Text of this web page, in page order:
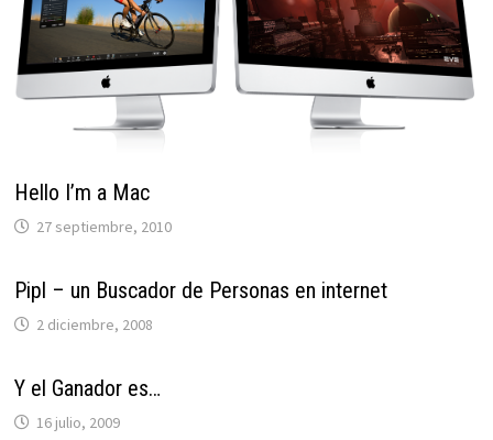
Hello I’m a Mac
27 septiembre, 2010
Pipl – un Buscador de Personas en internet
2 diciembre, 2008
Y el Ganador es…
16 julio, 2009